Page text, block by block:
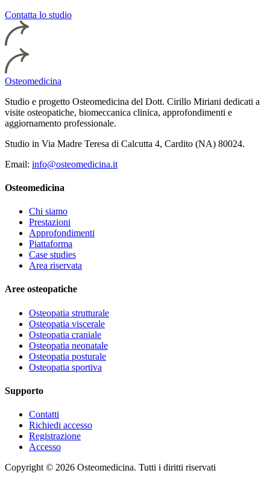
Contatta lo studio
Osteomedicina
Studio e progetto Osteomedicina del Dott. Cirillo Miriani dedicati a
visite osteopatiche, biomeccanica clinica, approfondimenti e
aggiornamento professionale.
Studio in Via Madre Teresa di Calcutta 4, Cardito (NA) 80024.
Email: info@osteomedicina.it
Osteomedicina
Chi siamo
Prestazioni
Approfondimenti
Piattaforma
Case studies
Area riservata
Aree osteopatiche
Osteopatia strutturale
Osteopatia viscerale
Osteopatia craniale
Osteopatia neonatale
Osteopatia posturale
Osteopatia sportiva
Supporto
Contatti
Richiedi accesso
Registrazione
Accesso
Copyright © 2026 Osteomedicina. Tutti i diritti riservati